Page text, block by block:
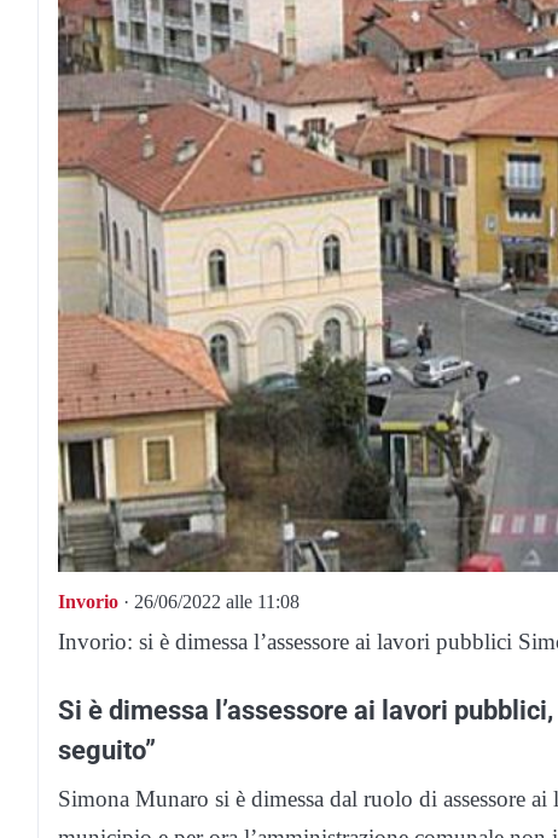
Invorio · 26/06/2022 alle 11:08
Invorio: si è dimessa l’assessore ai lavori pubblici
Si è dimessa l’assessore ai lavori
seguito”
Simona Munaro si è dimessa dal ruolo di assessore